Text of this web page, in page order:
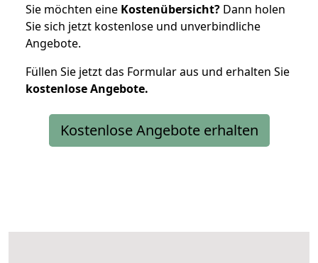
Sie möchten eine Kostenübersicht? Dann holen
Sie sich jetzt kostenlose und unverbindliche
Angebote.
Füllen Sie jetzt das Formular aus und erhalten Sie
kostenloseAngebote.
Kostenlose Angebote erhalten